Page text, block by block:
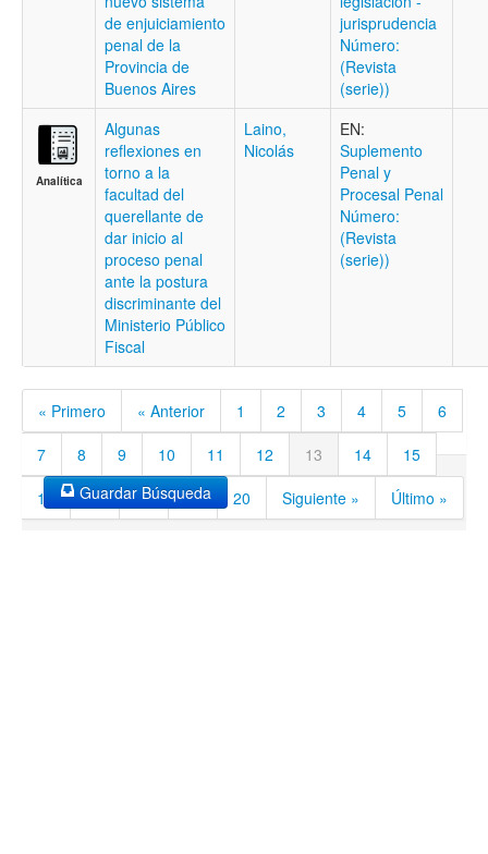
de enjuiciamiento
penal de la
Provincia de
Buenos Aires
jurisprudencia
Número:
(Revista
(serie))
Analítica
Algunas
reflexiones en
torno a la
facultad del
querellante de
dar inicio al
proceso penal
ante la postura
discriminante del
Ministerio Público
Fiscal
Laino,
Nicolás
EN:
Suplemento
Penal y
Procesal Penal
Número:
(Revista
(serie))
« Primero « Anterior 1 2 3 4 5
6
7
8 9 10 11 12 13 14
15
16
17 18 19 20 Siguiente » Último »
Guardar Búsqueda